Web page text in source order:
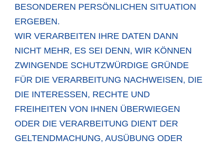
BESONDEREN PERSÖNLICHEN SITUATION
ERGEBEN.
WIR VERARBEITEN IHRE DATEN DANN
NICHT MEHR, ES SEI DENN, WIR KÖNNEN
ZWINGENDE SCHUTZWÜRDIGE GRÜNDE
FÜR DIE VERARBEITUNG NACHWEISEN, DIE
DIE INTERESSEN, RECHTE UND
FREIHEITEN VON IHNEN ÜBERWIEGEN
ODER DIE VERARBEITUNG DIENT DER
GELTENDMACHUNG, AUSÜBUNG ODER